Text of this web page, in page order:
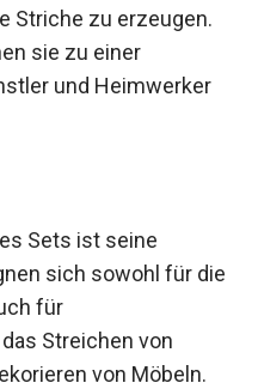
Striche zu erzeugen.
sie zu einer
und Heimwerker
Sets ist seine
sich sowohl für die
für
Streichen von
von Möbeln.